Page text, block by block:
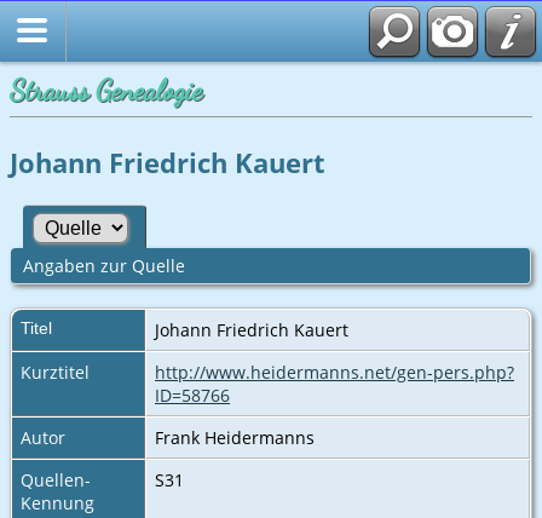
Strauss Genealogie
Johann Friedrich Kauert
Angaben zur Quelle
Titel
Johann Friedrich Kauert
Kurztitel
http://www.heidermanns.net/gen-pers.php?
ID=58766
Autor
Frank Heidermanns
Quellen-
Kennung
S31